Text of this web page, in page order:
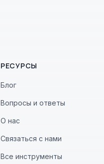
РЕСУРСЫ
Блог
Вопросы и ответы
О нас
Связаться с нами
Все инструменты